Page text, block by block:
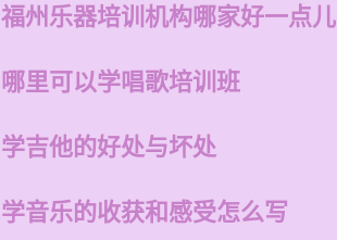
福州乐器培训机构哪家好一点儿
哪里可以学唱歌培训班
学吉他的好处与坏处
学音乐的收获和感受怎么写